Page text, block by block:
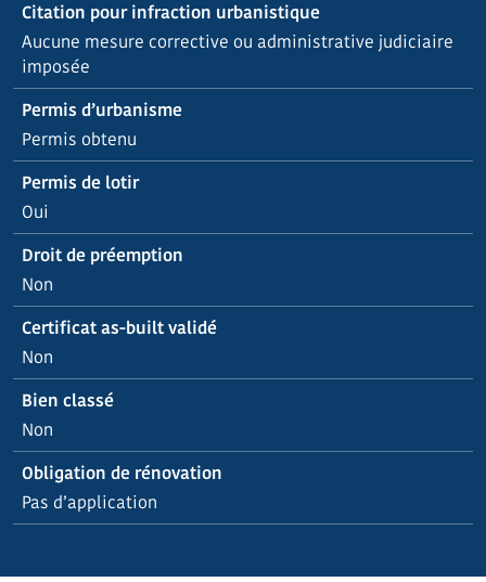
Citation pour infraction urbanistique
Aucune mesure corrective ou administrative judiciaire
imposée
Permis d’urbanisme
Permis obtenu
Permis de lotir
Oui
Droit de préemption
Non
Certificat as-built validé
Non
Bien classé
Non
Obligation de rénovation
Pas d’application